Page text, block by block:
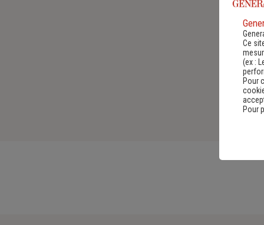
Ce
(ex :
Pour
Pour